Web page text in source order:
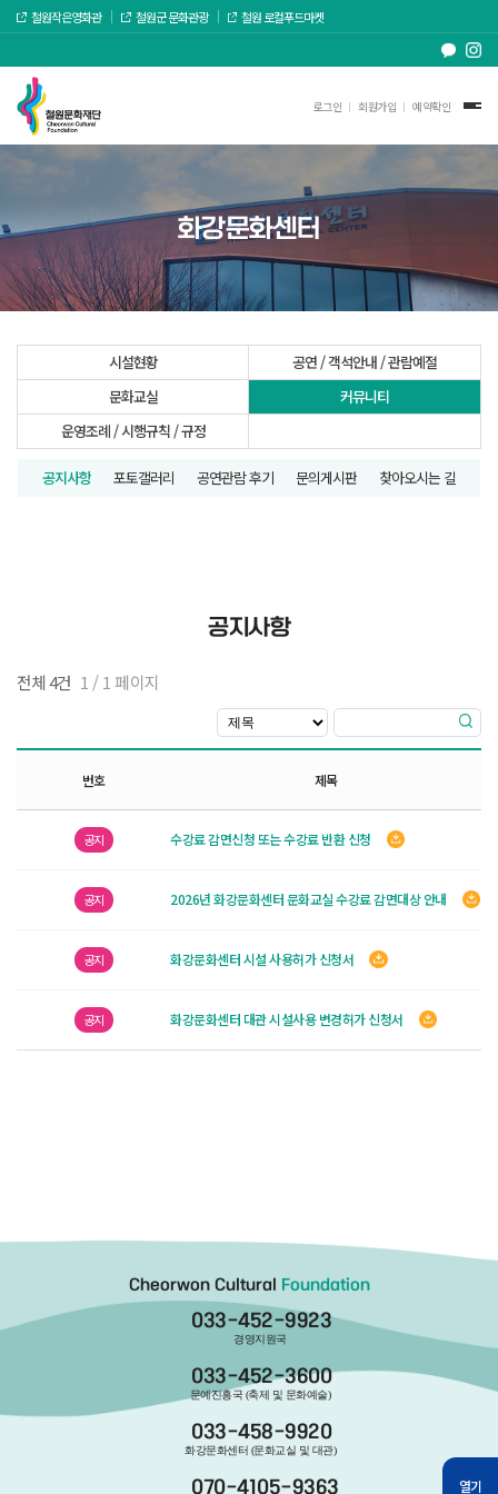
철원작은영화관 철원군 문화관광 철원 로컬푸드마켓
로그인 회원가입 예약확인
화강문화센터
시설현황
공연 / 객석안내 / 관람예절
문화교실
커뮤니티
공지사항 포토갤러리 공연관람 후기 문의게시판 찾아오시는 길
운영조례 / 시행규칙 / 규정
공지사항
전체 4건 1 / 1 페이지
번호 제목
공지 수강료 감면신청 또는 수강료 반환 신청
공지 2026년 화강문화센터 문화교실 수강료 감면대상 안내
공지 화강문화센터 시설 사용허가 신청서
공지 화강문화센터 대관 시설사용 변경허가 신청서
열기
Cheorwon Cultural Foundation
033-452-9923
경영지원국
033-452-3600
문예진흥국 (축제 및 문화예술)
033-458-9920
화강문화센터 (문화교실 및 대관)
070-4105-9363